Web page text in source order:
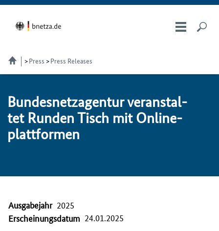
Press Press Releases
Bundesnetzagentur ver­an­stal­
tet Run­den Tisch mit On­li­ne­
platt­for­men
Ausgabejahr 2025
Erscheinungsdatum 24.01.2025